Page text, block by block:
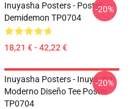
Inuyasha Posters - Poster
Demidemon TP0704
18,21 € - 42,22 €
-20%
Inuyasha Posters - Inuyasha
Moderno Diseño Tee Poster
TP0704
-20%